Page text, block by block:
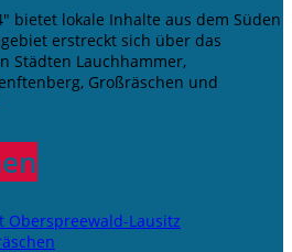
bietet lokale Inhalte aus dem Süden
erstreckt sich über das
Städten Lauchhammer,
Großräschen und
Oberspreewald-Lausitz